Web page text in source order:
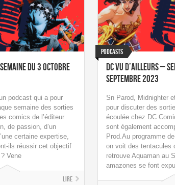
du 3 octobre
podcast qui a pour
semaine des sorties
comics de l’éditeur
de passion, d’un
certaine expertise,
ils réussir cet objectif
Vene
Lire
Podcasts
DC vu d’ailleurs –
septembre 2023
Sn Parod, Midnighter
pour discuter des
écoulée chez DC
sont également
Prod.Au programme
on voit des tentacules
retrouve Aquaman au
amazones se font